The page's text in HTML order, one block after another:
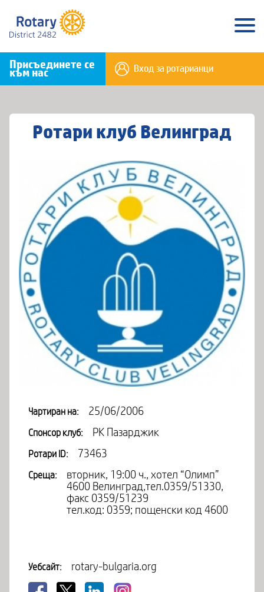
Присъединете се
към нас Вход за ротарианци
Ротари клуб Велинград
Чартиран на: 25/06/2006
Спонсор клуб: РК Пазарджик
Ротари ID: 73463
Среща:
вторник, 19:00 ч., хотел “Олимп”
4600 Велинград,тел.0359/51330,
факс 0359/51239
тел.код: 0359; пощенски код 4600
Уебсайт: rotary-bulgaria.org